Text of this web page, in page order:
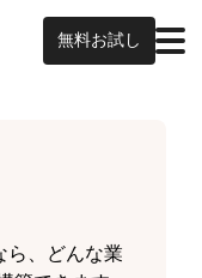
無料お試し
ら、どんな業